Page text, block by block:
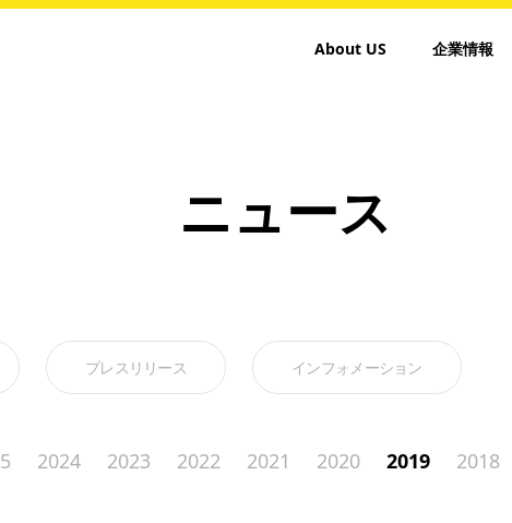
About US 企業情報
ニュース
プレスリリース インフォメーション
2024 2023 2022 2021 2020 2019 2018